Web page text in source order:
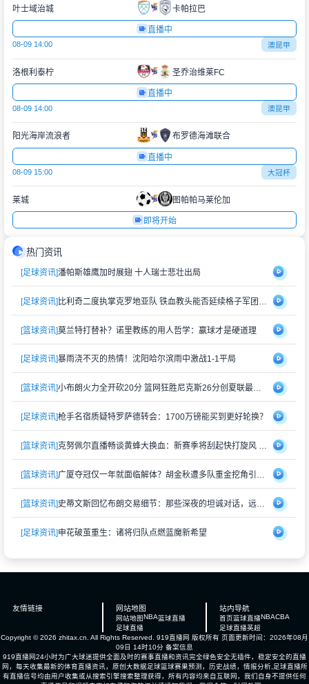
叶士域治城 卡帕拉巴
直播中
08-09 14:00 澳昆甲
洛根利泰柠 圣乔治维莱FC
直播中
08-09 14:00 澳昆甲
阳光海岸流浪者 布罗德海滩联合
直播中
08-09 15:00 大冠杯
莱城 图帕帕马莱伦加
即将开始
热门资讯
[足球资讯]潘帕斯雄鹰加时展翅 十人瑞士悲壮出局
[足球资讯]
[篮球资讯]莫兰特打替补？诺里教练的用人哲学：赢球才是硬道理
[足球资讯]暴雨浇不灭的热情！沈阳哈尔滨雨中激战1-1平局
[篮球资讯] 小布朗火力全开砍20分 篮网狂胜尼克斯26分创夏联最大分差
[足球资讯]枪手名宿质疑特罗萨德转会：1700万镑能买到更好轮换？
[篮球资讯] 克努佩尔直播畅谈黄蜂大换血：新赛季将刮起快打旋风 射手群蓄势待发
[篮球资讯] 广厦夺冠仅一年就面临解体？胡金秋遭多队重金挖角引猜测
[篮球资讯] 史蒂文斯回忆布朗交易细节：那些深夜的坦诚对话，远比想象中复杂
[足球资讯]申花破茧重生：诸将归队点燃蓝魔新希望
友情链接 网站地图
网站地图 NBA篮球直播
足球直播
站内导航
首页篮球直播NBACBA
足球直播英超
Copyright © 2026 zhitax.cn. All Rights Reserved. 919直播网 版权所有 页面更新时间：2026年08月
09日 14时10分 备案信息
919直播网24小时为广大球迷提供全面及时的赛事直播和资讯完全绿色安全无插件，稳定安全的直播
网，每天收集最新的体育直播资讯，原创大数据足球篮球赛果预测，历史战绩，情报分析,足球直播所
有直播信号均由用户收集或从搜索引擎搜索整理获得，所有内容均来自互联网，我们自身不提供任何